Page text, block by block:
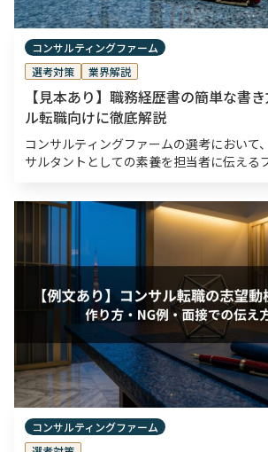
コンサルティングファーム
選考対策
業界解説
【見本あり】職務経歴書の簡単な書
ル転職向けに徹底解説
コンサルティングファームの選考において
サルタントとしての素養を担当者に伝える
れているため、職務経歴書は入念な準備
コンサルティングファーム